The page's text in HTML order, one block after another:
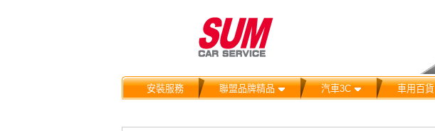
安裝服務 聯盟品牌精品 汽車3C 車用百貨